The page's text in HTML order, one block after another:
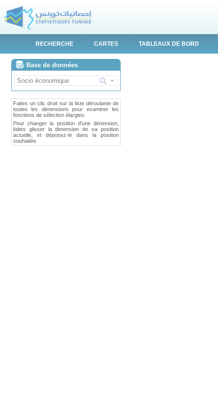
RECHERCHE CARTES TABLEAUX DE BORD
Base de données
Faites un clic droit sur la liste déroulante de
toutes les dimensions pour examiner les
fonctions de sélection élargies.
Pour changer la position d'une dimension,
faites glisser la dimension de sa position
actuelle, et déposez-le dans la position
souhaitée.